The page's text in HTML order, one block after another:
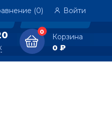
(0) Войти
0
Корзина
0 ₽